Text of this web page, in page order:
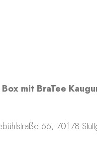
mit BraTee
66, 70178